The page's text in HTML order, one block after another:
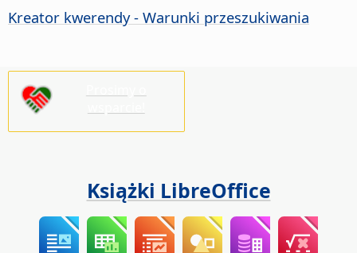
Kreator kwerendy - Warunki przeszukiwania
Książki LibreOffice